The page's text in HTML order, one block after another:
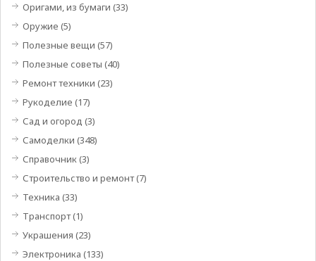
Оригами, из бумаги (33)
Оружие (5)
Полезные вещи (57)
Полезные советы (40)
Ремонт техники (23)
Рукоделие (17)
Сад и огород (3)
Самоделки (348)
Справочник(3)
Строительство и ремонт(7)
Техника (33)
Транспорт(1)
Украшения (23)
Электроника (133)